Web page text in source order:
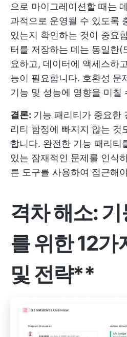
으로 마이그레이션할 때는
과적으로 운영될 수 있도록
있는지 확인하는 것이 중요
터를 저장하는 데는 동일한(
요하고, 데이터에 액세스하
능이 필요합니다. 호환성 문
기능 및 성능에 영향을 미칠
결론: 기능 패리티가 중요한
리티 함정에 빠지지 않는 것
합니다. 완전한 기능 패리티
있는 잠재적인 문제를 인식
른 도구를 사용하여 접근해
격차 해소:
를 위한 12가
및 전략**